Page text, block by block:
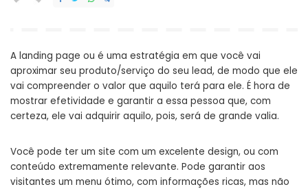
A landing page ou é uma estratégia em que você vai
aproximar seu produto/serviço do seu lead, de modo que ele
vai compreender o valor que aquilo terá para ele. É hora de
mostrar efetividade e garantir a essa pessoa que, com
certeza, ele vai adquirir aquilo, pois, será de grande valia.
Você pode ter um site com um excelente design, ou com
conteúdo extremamente relevante. Pode garantir aos
visitantes um menu ótimo, com informações ricas, mas não